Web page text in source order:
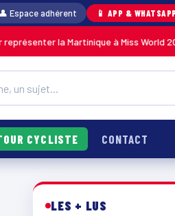
Espace adhérent 📱 APP &
la Martinique à Miss World 2026 au
CYCLISTE CONTACT
LES + LUS